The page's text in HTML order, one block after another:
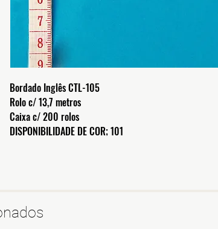
Bordado Inglês CTL-105
Rolo c/ 13,7 metros
Caixa c/ 200 rolos
DISPONIBILIDADE DE COR; 101